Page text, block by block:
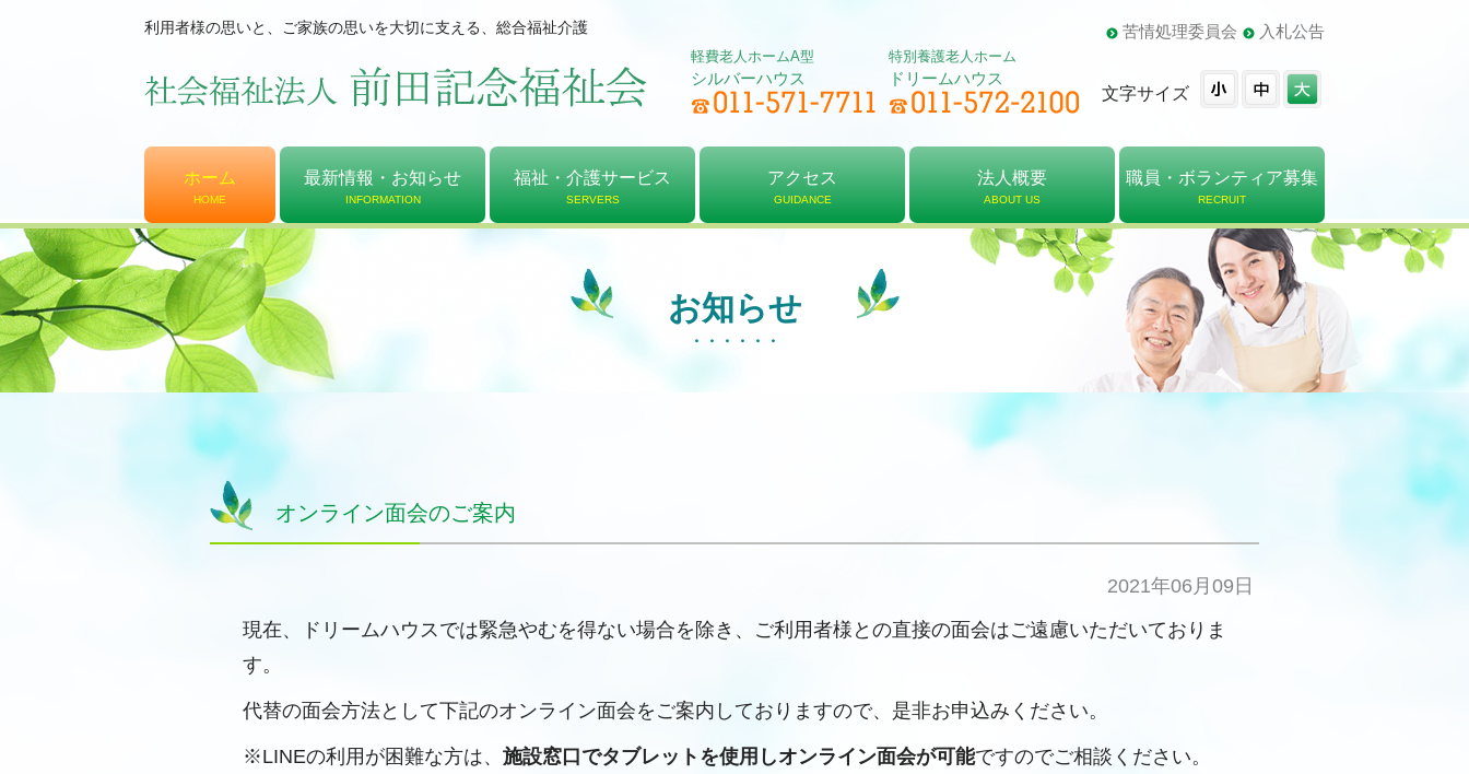
利用者様の思いと、ご家族の思いを大切に支える、総合福祉介護 苦情処理委員会 入札公告
軽費老人ホームA型
シルバーハウス
特別養護老人ホーム
ドリームハウス
文字サイズ
ホーム
HOME
最新情報・お知らせ
INFORMATION
福祉・介護サービス
SERVERS
アクセス
GUIDANCE
法人概要
ABOUT US
法人概要
理念・組織図
決算報告書
職員・ボランティア募集
RECRUIT
お知らせ
オンライン面会のご案内
2021年06月09日
現在、ドリームハウスでは緊急やむを得ない場合を除き、ご利用者様との直接の面会はご遠慮いただいておりま
す。
代替の面会方法として下記のオンライン面会をご案内しておりますので、是非お申込みください。
※LINEの利用が困難な方は、 施設窓口でタブレットを使用しオンライン面会が可能ですのでご相談ください。